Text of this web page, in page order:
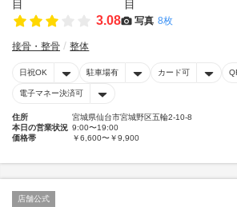
3.08 写真 8枚
接骨・整骨 整体
日祝OK 駐車場有 カード可
電子マネー決済可
住所
宮城県仙台市宮城野区五輪2-10-8
本日の営業状況 9:00〜19:00
価格帯
￥6,600〜￥9,900
店舗公式